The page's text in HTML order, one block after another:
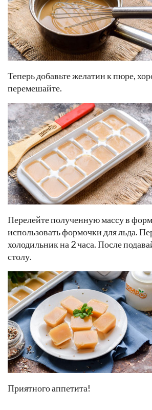
Теперь добавьте желатин к пюре,
перемешайте.
Перелейте полученную массу в
использовать формочки для льда.
холодильник на 2 часа. После
столу.
Приятного аппетита!